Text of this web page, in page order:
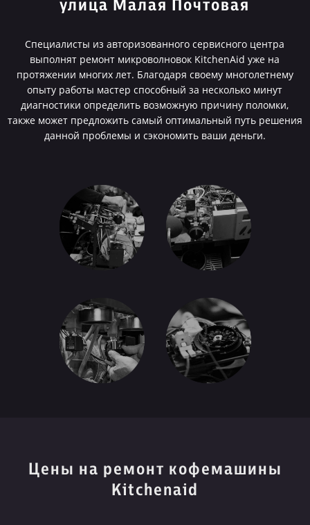
улица Малая Почтовая
Специалисты из авторизованного сервисного центра
выполнят ремонт микроволновок KitchenAid уже на
протяжении многих лет. Благодаря своему многолетнему
опыту работы мастер способный за несколько минут
диагностики определить возможную причину поломки,
также может предложить самый оптимальный путь решения
данной проблемы и сэкономить ваши деньги.
Цены на ремонт кофемашины
Kitchenaid